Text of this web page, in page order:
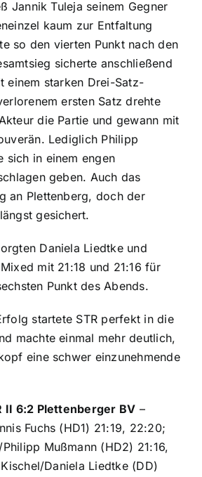
Jannik Tuleja seinem Gegner
kaum zur Entfaltung
so den vierten Punkt nach den
sicherte anschließend
einem starken Drei-Satz-
ersten Satz drehte
die Partie und gewann mit
Lediglich Philipp
sich in einem engen
geben. Auch das
an Plettenberg, doch der
gesichert.
Daniela Liedtke und
mit 21:18 und 21:16 für
Punkt des Abends.
startete STR perfekt in die
machte einmal mehr deutlich,
eine schwer einzunehmende
II 6:2 Plettenberger BV –
Fuchs (HD1) 21:19, 22:20;
Mußmann (HD2) 21:16,
Daniela Liedtke (DD)